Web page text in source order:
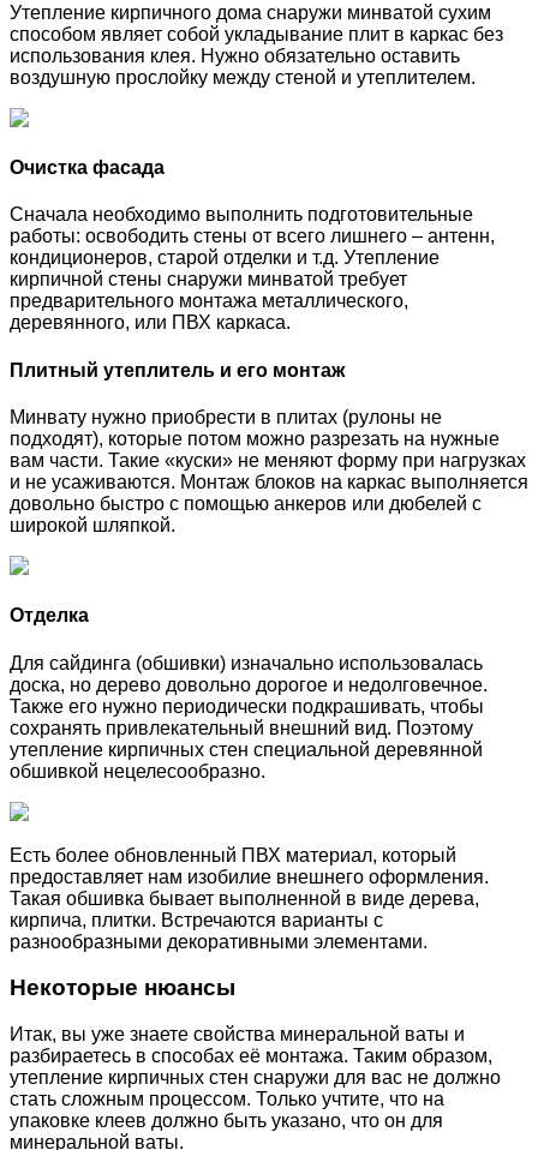
Утепление кирпичного дома снаружи минватой сухим
способом являет собой укладывание плит в каркас без
использования клея. Нужно обязательно оставить
воздушную прослойку между стеной и утеплителем.
Очистка фасада
Сначала необходимо выполнить подготовительные
работы: освободить стены от всего лишнего – антенн,
кондиционеров, старой отделки и т.д. Утепление
кирпичной стены снаружи минватой требует
предварительного монтажа металлического,
деревянного, или ПВХ каркаса.
Плитный утеплитель и его монтаж
Минвату нужно приобрести в плитах (рулоны не
подходят), которые потом можно разрезать на нужные
вам части. Такие «куски» не меняют форму при нагрузках
и не усаживаются. Монтаж блоков на каркас выполняется
довольно быстро с помощью анкеров или дюбелей с
широкой шляпкой.
Отделка
Для сайдинга (обшивки) изначально использовалась
доска, но дерево довольно дорогое и недолговечное.
Также его нужно периодически подкрашивать, чтобы
сохранять привлекательный внешний вид. Поэтому
утепление кирпичных стен специальной деревянной
обшивкой нецелесообразно.
Есть более обновленный ПВХ материал, который
предоставляет нам изобилие внешнего оформления.
Такая обшивка бывает выполненной в виде дерева,
кирпича, плитки. Встречаются варианты с
разнообразными декоративными элементами.
Некоторые нюансы
Итак, вы уже знаете свойства минеральной ваты и
разбираетесь в способах её монтажа. Таким образом,
утепление кирпичных стен снаружи для вас не должно
стать сложным процессом. Только учтите, что на
упаковке клеев должно быть указано, что он для
минеральной ваты.